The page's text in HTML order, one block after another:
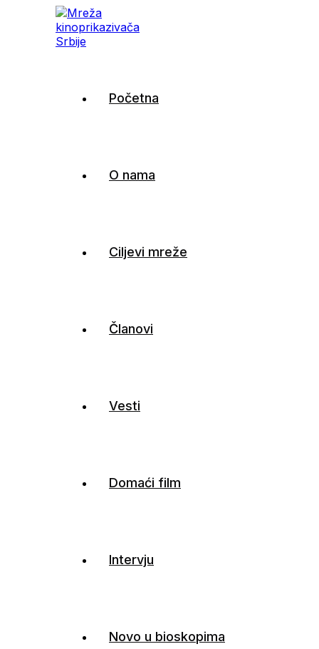
SrbijePočetna
O nama
Ciljevi mreže
Članovi
Vesti
Domaći film
Intervju
Novo u bioskopima